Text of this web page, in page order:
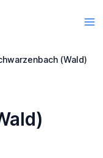
(Wald)